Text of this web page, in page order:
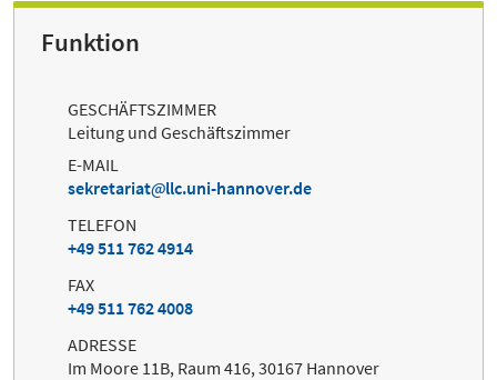
Funktion
GESCHÄFTSZIMMER
Leitung und Geschäftszimmer
E-MAIL
sekretariat
llc.uni-hannover.de
TELEFON
+49 511 762 4914
FAX
+49 511 762 4008
ADRESSE
Im Moore 11B, Raum 416, 30167 Hannover